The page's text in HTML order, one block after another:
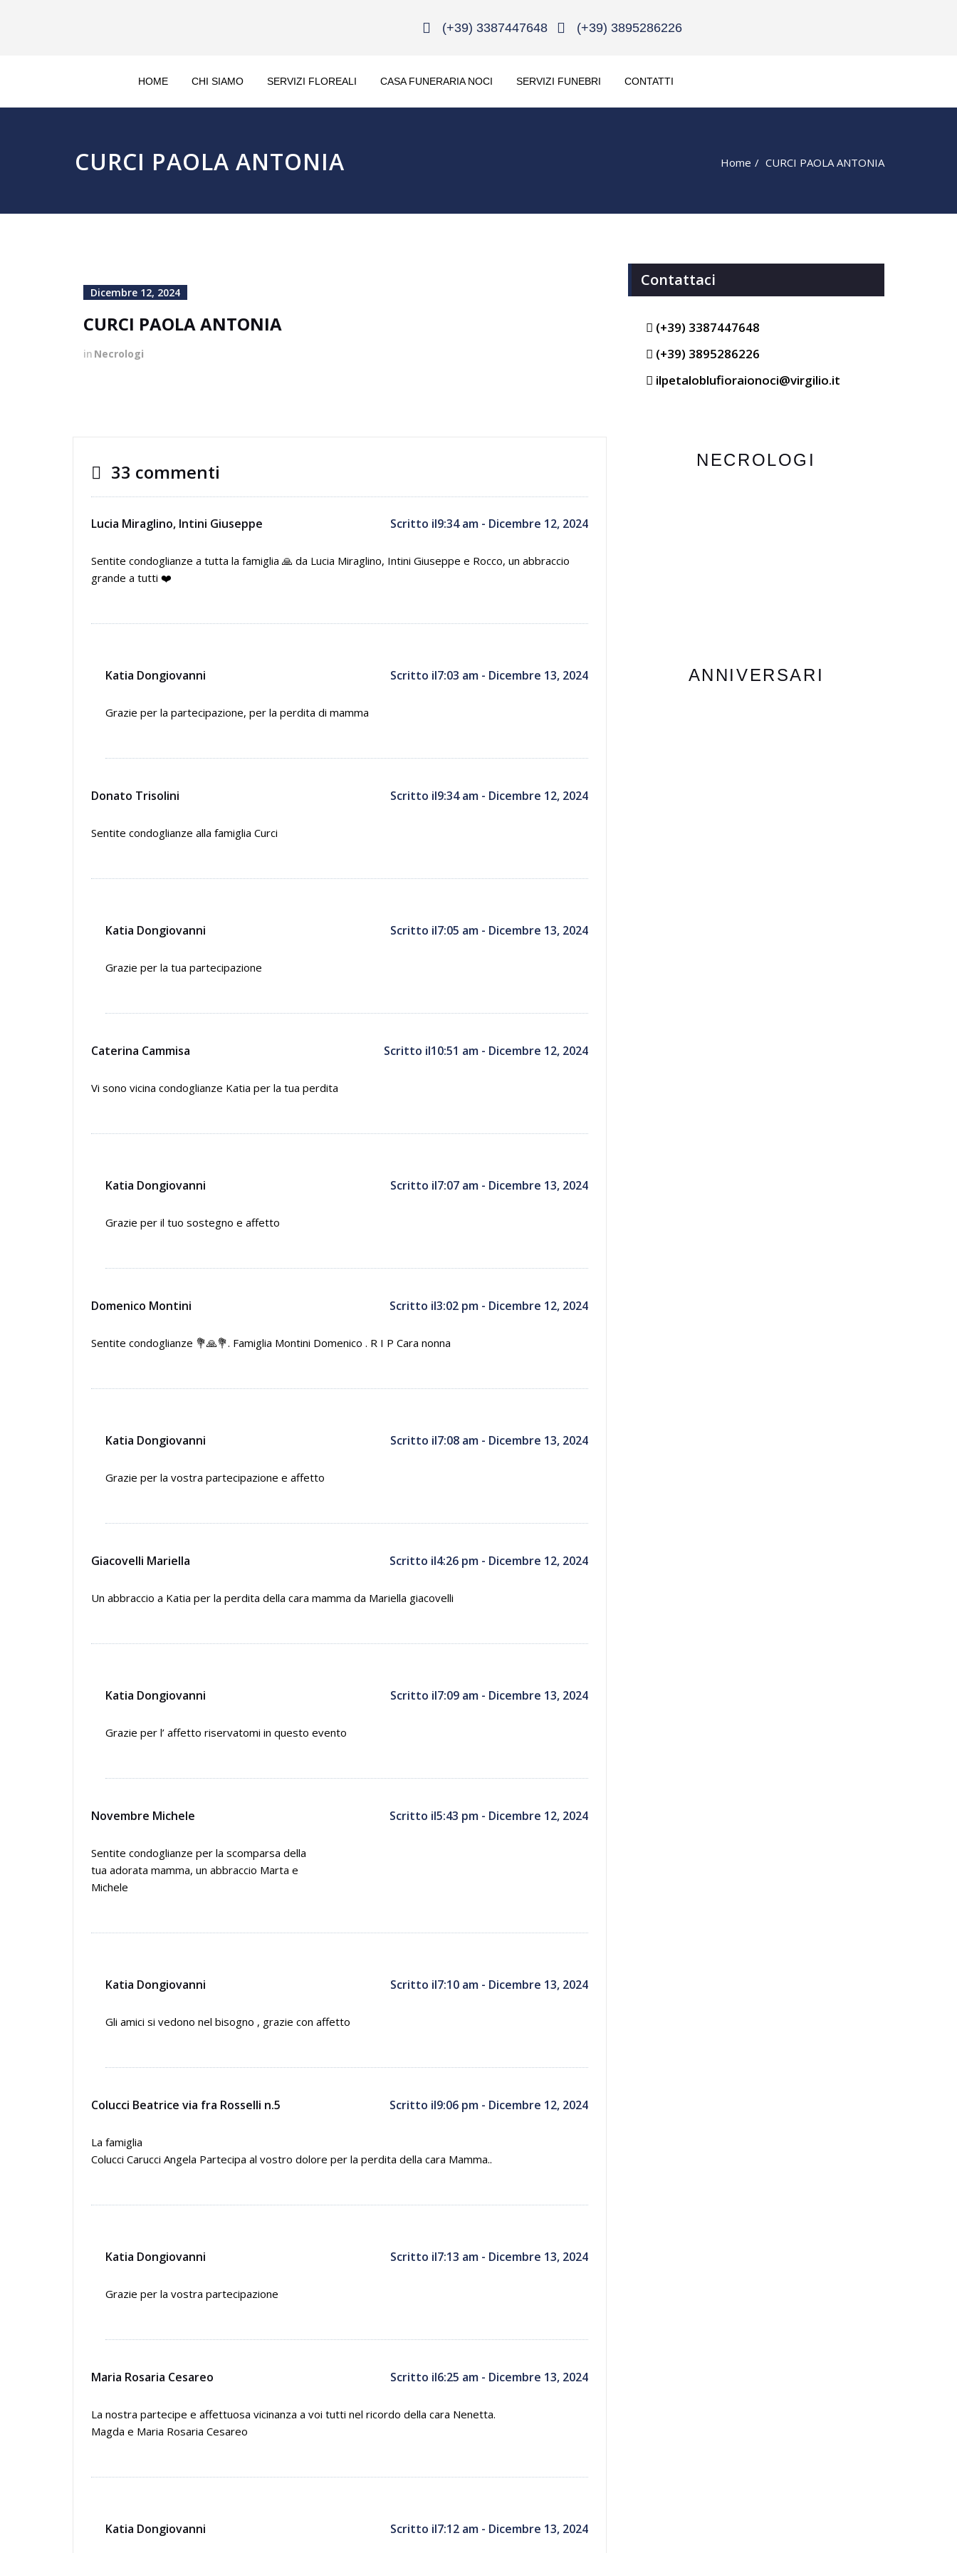
(+39) 3387447648 (+39) 3895286226
HOME CHI SIAMO SERVIZI FLOREALI CASA FUNERARIA NOCI SERVIZI FUNEBRI CONTATTI
CURCI PAOLA ANTONIA Home CURCI PAOLA ANTONIA
Dicembre 12, 2024
CURCI PAOLA ANTONIA
in Necrologi
33 commenti
Lucia Miraglino, Intini Giuseppe Scritto il9:34 am - Dicembre 12, 2024
Sentite condoglianze a tutta la famiglia 🙏 da Lucia Miraglino, Intini Giuseppe e Rocco, un abbraccio
grande a tutti ❤️
Katia Dongiovanni Scritto il7:03 am - Dicembre 13, 2024
Grazie per la partecipazione, per la perdita di mamma
Donato Trisolini Scritto il9:34 am - Dicembre 12, 2024
Sentite condoglianze alla famiglia Curci
Katia Dongiovanni Scritto il7:05 am - Dicembre 13, 2024
Grazie per la tua partecipazione
Caterina Cammisa Scritto il10:51 am - Dicembre 12, 2024
Vi sono vicina condoglianze Katia per la tua perdita
Katia Dongiovanni Scritto il7:07 am - Dicembre 13, 2024
Grazie per il tuo sostegno e affetto
Domenico Montini Scritto il3:02 pm - Dicembre 12, 2024
Sentite condoglianze 💐🙏💐. Famiglia Montini Domenico . R I P Cara nonna
Katia Dongiovanni Scritto il7:08 am - Dicembre 13, 2024
Grazie per la vostra partecipazione e affetto
Giacovelli Mariella Scritto il4:26 pm - Dicembre 12, 2024
Un abbraccio a Katia per la perdita della cara mamma da Mariella giacovelli
Katia Dongiovanni Scritto il7:09 am - Dicembre 13, 2024
Grazie per l’ affetto riservatomi in questo evento
Novembre Michele Scritto il5:43 pm - Dicembre 12, 2024
Sentite condoglianze per la scomparsa della
tua adorata mamma, un abbraccio Marta e
Michele
Katia Dongiovanni Scritto il7:10 am - Dicembre 13, 2024
Gli amici si vedono nel bisogno , grazie con affetto
Colucci Beatrice via fra Rosselli n.5 Scritto il9:06 pm - Dicembre 12, 2024
La famiglia
Colucci Carucci Angela Partecipa al vostro dolore per la perdita della cara Mamma..
Katia Dongiovanni Scritto il7:13 am - Dicembre 13, 2024
Grazie per la vostra partecipazione
Maria Rosaria Cesareo Scritto il6:25 am - Dicembre 13, 2024
La nostra partecipe e affettuosa vicinanza a voi tutti nel ricordo della cara Nenetta.
Magda e Maria Rosaria Cesareo
Katia Dongiovanni Scritto il7:12 am - Dicembre 13, 2024
Contattaci
(+39) 3387447648
(+39) 3895286226
ilpetaloblufioraionoci@virgilio.it
NECROLOGI
ANNIVERSARI